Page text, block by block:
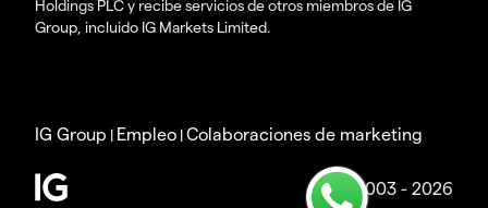
Holdings PLC y recibe servicios de otros miembros de IG
Group, incluido IG Markets Limited.
© 2003 - 2026
IG Group | Empleo |Colaboraciones de marketing